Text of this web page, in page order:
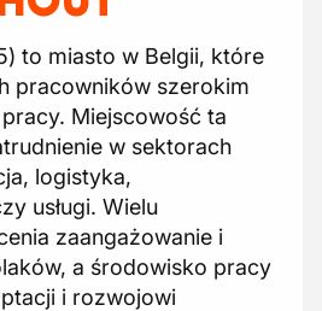
to miasto w Belgii, które
pracowników szerokim
Miejscowość ta
w sektorach
logistyka,
usługi. Wielu
zaangażowanie i
a środowisko pracy
i rozwojowi